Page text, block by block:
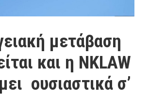
μετάβαση
και η NKLAW
ουσιαστικά σ’